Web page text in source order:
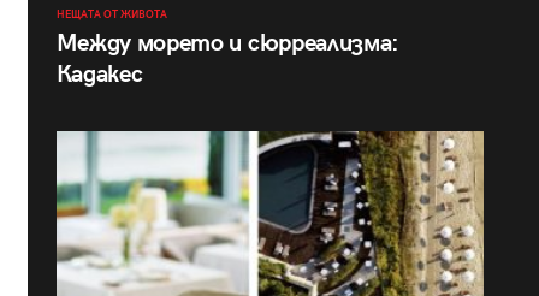
НЕЩАТА ОТ ЖИВОТА
Между морето и сюрреализма:
Кадакес